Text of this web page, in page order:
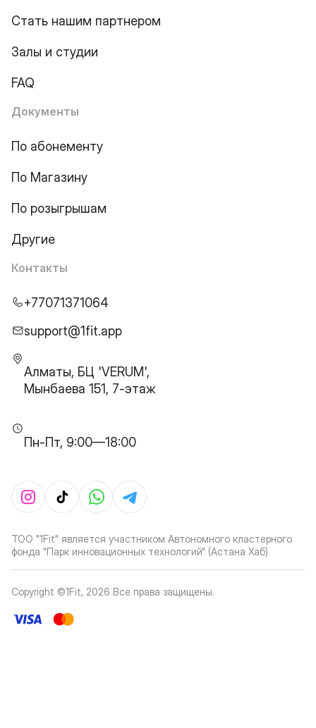
Стать нашим партнером
Залы и студии
FAQ
Документы
По абонементу
По Магазину
По розыгрышам
Другие
Контакты
+77071371064
support@1fit.app
Алматы, БЦ 'VERUM',
Мынбаева 151, 7-этаж
Пн-Пт, 9:00—18:00
ТОО "1Fit" является участником Автономного кластерного
фонда "Парк инновационных технологий" (Астана Хаб)
Copyright ©1Fit, 2026 Все права защищены.